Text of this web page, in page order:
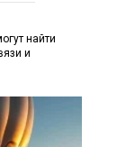
найти
и